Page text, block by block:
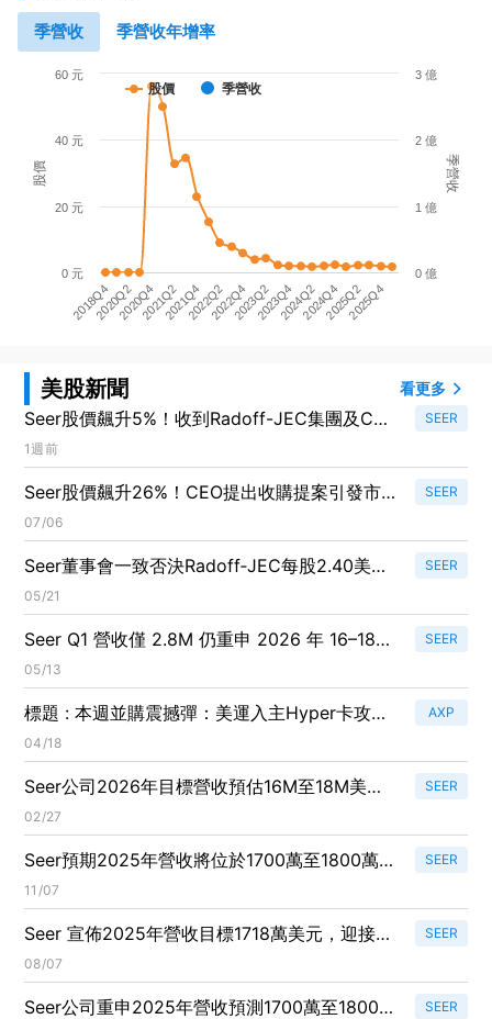
季營收 季營收年增率
股價 季營收
股價 季營收
2018Q42020Q22020Q42021Q22021Q42022Q22022Q42023Q22023Q42024Q22024Q42025Q22025Q4
0 元
20 元
40 元
60 元
0 億
1 億
2 億
3 億
美股新聞 看更多
Seer股價飆升5%！收到Radoff-JEC集團及CEO
Farokhzad修訂收購提案
SEER
1週前
Seer股價飆升26%！CEO提出收購提案引發市
場關注
SEER
07/06
Seer董事會一致否決Radoff‑JEC每股2.40美元
收購案：稱嚴重低估公司價值
SEER
05/21
Seer Q1 營收僅 2.8M 仍重申 2026 年 16–18M
指引，對仿冒者提告並任命新商務長
SEER
05/13
標題 : 本週並購震撼彈：美運入主Hyper卡攻
AI、ESCO斥資23.5億購Megger、Otis、Vertiv
等多樁交易點燃市場
AXP
04/18
Seer公司2026年目標營收預估16M至18M美
元，產品創新加速及新回購計畫啟動！
SEER
02/27
Seer預期2025年營收將位於1700萬至1800萬美
元範圍低端，面臨持續資金壓力
SEER
11/07
Seer 宣佈2025年營收目標1718萬美元，迎接宏
觀挑戰與Proteograph ONE新產品上市！
SEER
08/07
Seer公司重申2025年營收預測1700萬至1800萬
SEER